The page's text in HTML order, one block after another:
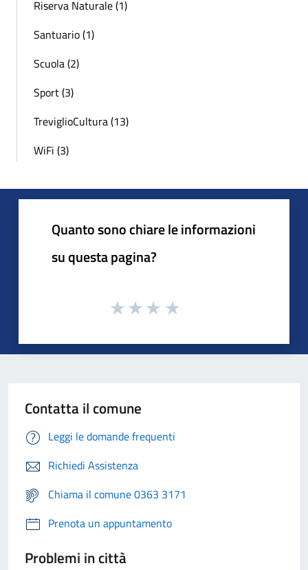
Riserva Naturale (1)
Santuario (1)
Scuola (2)
Sport (3)
TreviglioCultura (13)
WiFi (3)
Quanto sono chiare le informazioni
su questa pagina?
Contatta il comune
Leggi le domande frequenti
Richiedi Assistenza
Chiama il comune 0363 3171
Prenota un appuntamento
Problemi in città